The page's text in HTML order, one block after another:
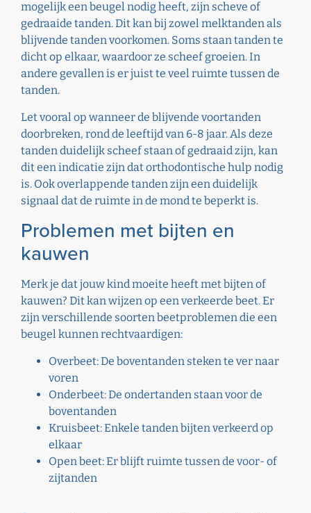
mogelijk een beugel nodig heeft, zijn scheve of
gedraaide tanden. Dit kan bij zowel melktanden als
blijvende tanden voorkomen. Soms staan tanden te
dicht op elkaar, waardoor ze scheef groeien. In
andere gevallen is er juist te veel ruimte tussen de
tanden.
Let vooral op wanneer de blijvende voortanden
doorbreken, rond de leeftijd van 6-8 jaar. Als deze
tanden duidelijk scheef staan of gedraaid zijn, kan
dit een indicatie zijn dat orthodontische hulp nodig
is. Ook overlappende tanden zijn een duidelijk
signaal dat de ruimte in de mond te beperkt is.
Problemen met bijten en
kauwen
Merk je dat jouw kind moeite heeft met bijten of
kauwen? Dit kan wijzen op een verkeerde beet. Er
zijn verschillende soorten beetproblemen die een
beugel kunnen rechtvaardigen:
Overbeet: De boventanden steken te ver naar
voren
Onderbeet: De ondertanden staan voor de
boventanden
Kruisbeet: Enkele tanden bijten verkeerd op
elkaar
Open beet: Er blijft ruimte tussen de voor- of
zijtanden